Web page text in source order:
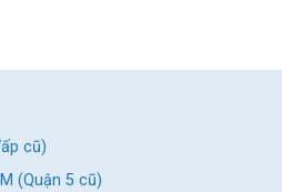
cũ)
(Quận 5 cũ)